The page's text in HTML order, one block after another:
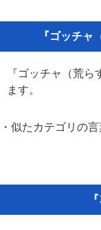
『ゴッチャ
『ゴッチャ（荒
ます。
・似たカテゴリの